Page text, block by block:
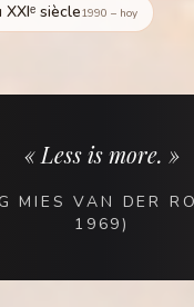
siècle1990 – hoy
« Less is more. »
MIES VAN DER
1969)